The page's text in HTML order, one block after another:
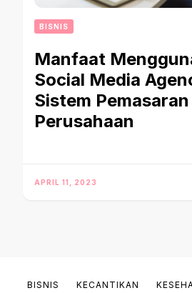
BISNIS
Manfaat
Social Media
Sistem Pemasaran
Perusahaan
APRIL 11, 2023
BISNIS KECANTIKAN